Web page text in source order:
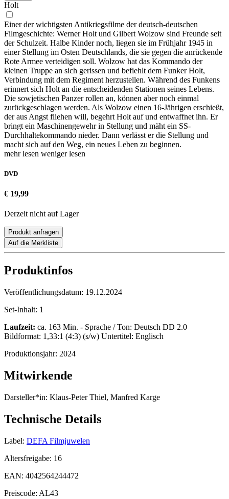
Holt
Einer der wichtigsten Antikriegsfilme der deutsch-deutschen
Filmgeschichte: Werner Holt und Gilbert Wolzow sind Freunde seit
der Schulzeit. Halbe Kinder noch, liegen sie im Frühjahr 1945 in
einer Stellung im Osten Deutschlands, die sie gegen die anrückende
Rote Armee verteidigen soll. Wolzow hat das Kommando der
kleinen Truppe an sich gerissen und befiehlt dem Funker Holt,
Verbindung mit dem Regiment herzustellen. Während des Funkens
erinnert sich Holt an die entscheidenden Stationen seines Lebens.
Die sowjetischen Panzer rollen an, können aber noch einmal
zurückgeschlagen werden. Als Wolzow einen 16-Jährigen erschießt,
der aus Angst fliehen will, begehrt Holt auf und entwaffnet ihn. Er
bringt ein Maschinengewehr in Stellung und mäht ein SS-
Durchhaltekommando nieder. Dann verlässt er die Stellung und
macht sich auf den Weg, ein neues Leben zu beginnen.
mehr lesen weniger lesen
DVD
€ 19,99
Derzeit nicht auf Lager
Produkt anfragen
Auf die Merkliste
Produktinfos
Veröffentlichungsdatum: 19.12.2024
Set-Inhalt: 1
Laufzeit: ca. 163 Min. - Sprache / Ton: Deutsch DD 2.0
Bildformat: 1,33:1 (4:3) (s/w) Untertitel: Englisch
Produktionsjahr: 2024
Mitwirkende
Darsteller*in: Klaus-Peter Thiel, Manfred Karge
Technische Details
Label: DEFA Filmjuwelen
Altersfreigabe: 16
EAN: 4042564244472
Preiscode: AL43